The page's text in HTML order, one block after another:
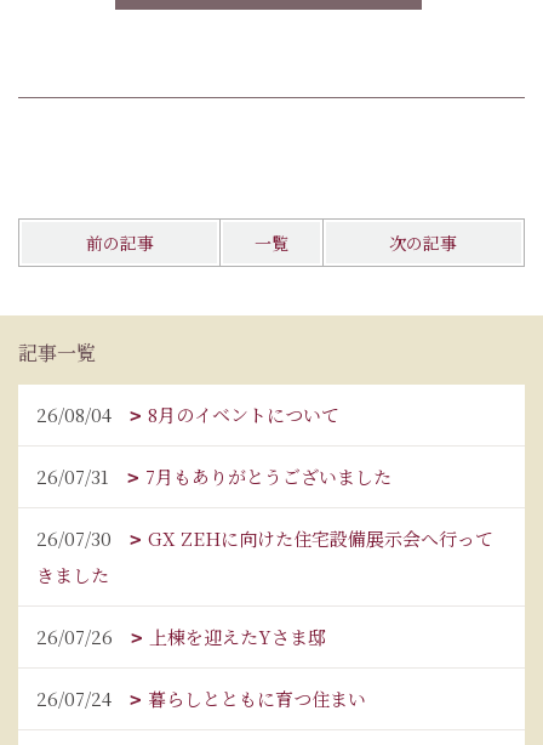
前の記事 一覧 次の記事
記事一覧
26/08/04 8月のイベントについて
26/07/31 7月もありがとうございました
26/07/30
GX ZEHに向けた住宅設備展示会へ行って
きました
26/07/26 上棟を迎えたYさま邸
26/07/24 暮らしとともに育つ住まい